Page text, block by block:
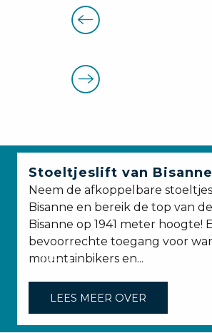
Stoeltjeslift van Bisanne
Neem de afkoppelbare
Bisanne en bereik de top van
Bisanne op 1941 meter hoogte!
bevoorrechte toegang voor
mountainbikers en...
LEES MEER OVER